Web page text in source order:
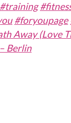
#training
#foryoupage
Away (Love
Berlin